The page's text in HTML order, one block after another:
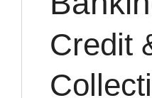
Credit